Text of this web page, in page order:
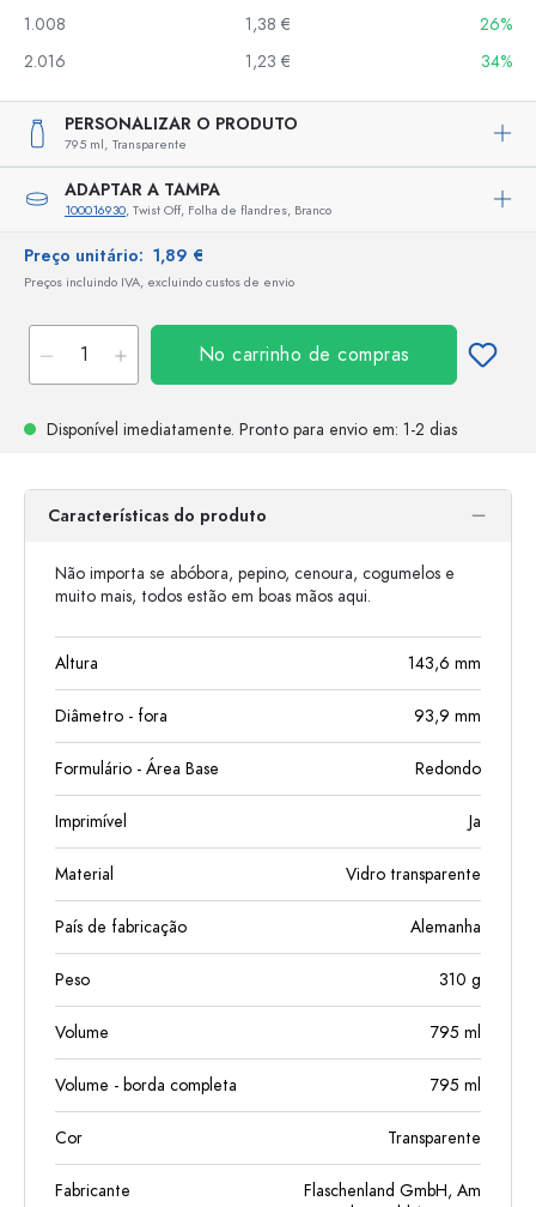
1.008
1,38 €
26%
2.016
1,23 € 34%
PERSONALIZAR O PRODUTO
795 ml, Transparente
ADAPTAR A TAMPA
100016930, Twist Off, Folha de flandres, Branco
Preço unitário: 1,89 €
Preços incluindo IVA, excluindo custos de envio
No carrinho de compras
Disponível imediatamente. Pronto para envio em: 1-2 dias
Características do produto
Não importa se abóbora, pepino, cenoura, cogumelos e
muito mais, todos estão em boas mãos aqui.
Altura 143,6 mm
Diâmetro - fora 93,9 mm
Formulário - Área Base Redondo
Imprimível Ja
Material Vidro transparente
País de fabricação Alemanha
Peso 310 g
Volume 795 ml
Volume - borda completa 795 ml
Cor Transparente
Fabricante
Flaschenland GmbH, Am